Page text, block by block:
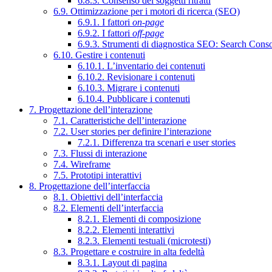
6.9. Ottimizzazione per i motori di ricerca (SEO)
6.9.1. I fattori on-page
6.9.2. I fattori off-page
6.9.3. Strumenti di diagnostica SEO: Search
6.10. Gestire i contenuti
6.10.1. L’inventario dei contenuti
6.10.2. Revisionare i contenuti
6.10.3. Migrare i contenuti
6.10.4. Pubblicare i contenuti
7. Progettazione dell’interazione
7.1. Caratteristiche dell’interazione
7.2. User stories per definire l’interazione
7.2.1. Differenza tra scenari e user stories
7.3. Flussi di interazione
7.4. Wireframe
7.5. Prototipi interattivi
8. Progettazione dell’interfaccia
8.1. Obiettivi dell’interfaccia
8.2. Elementi dell’interfaccia
8.2.1. Elementi di composizione
8.2.2. Elementi interattivi
8.2.3. Elementi testuali (microtesti)
8.3. Progettare e costruire in alta fedeltà
8.3.1. Layout di pagina